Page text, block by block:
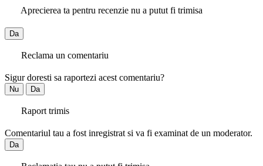
Aprecierea ta pentru recenzie nu a putut fi trimisa
Da
Reclama un comentariu
Sigur doresti sa raportezi acest comentariu?
Nu Da
Raport trimis
Comentariul tau a fost inregistrat si va fi examinat de un moderator.
Da